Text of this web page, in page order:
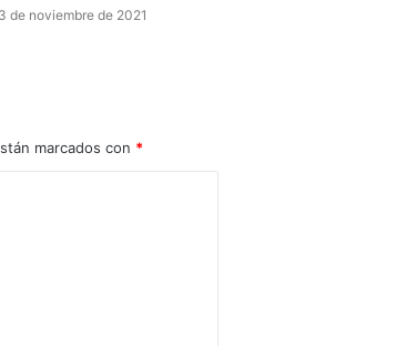
3 de noviembre de 2021
marcados con *